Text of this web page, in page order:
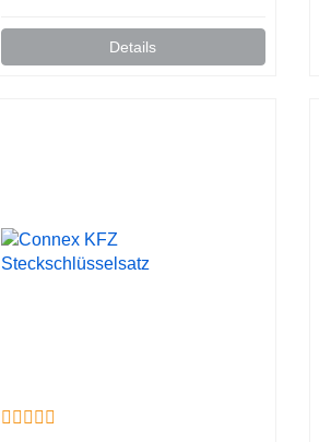
Details